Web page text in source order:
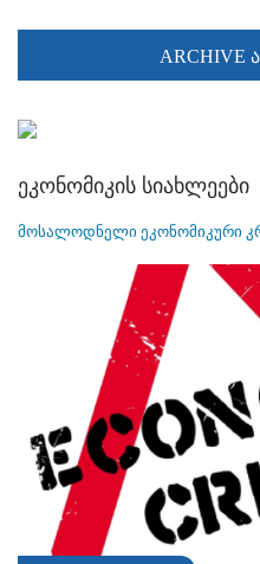
ARCHIVE
ეკონომიკის სიახლეები
მოსალოდნელი ეკონომიკური